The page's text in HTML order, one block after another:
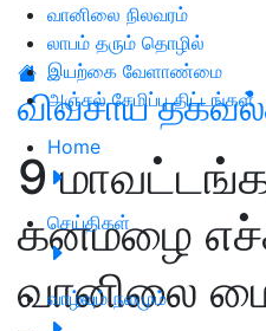
வானிலை நிலவரம்
லாபம் தரும் தொழில்
இயற்கை வேளாண்மை
அஞ்சல் சேமிப்பு திட்டங்கள்
Home
செய்திகள்
வாழ்வும் நலமும்
விவசாய
9
கனமழை
வானிலை